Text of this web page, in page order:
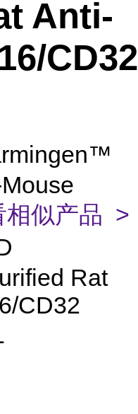
Anti-
CD32
相似产品 >
Rat
CD32